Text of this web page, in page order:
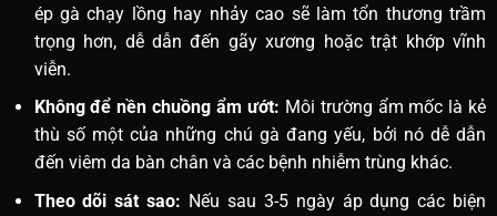
ép gà chạy lồng hay nhảy cao sẽ làm tổn thương trầm
trọng hơn, dễ dẫn đến gãy xương hoặc trật khớp vĩnh
viễn.
Không để nền chuồng ẩm ướt: Môi trường ẩm mốc là kẻ
thù số một của những chú gà đang yếu, bởi nó dễ dẫn
đến viêm da bàn chân và các bệnh nhiễm trùng khác.
Theo dõi sát sao: Nếu sau 3-5 ngày áp dụng các biện